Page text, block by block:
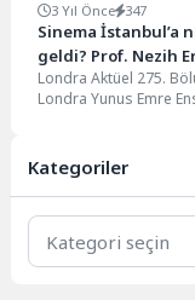
3 Yıl Önce 347
Sinema İstanbul’a
geldi? Prof. Nezih
anlatıyor…
Londra Aktüel 275.
Londra Yunus Emre
Kategoriler
Kategoriler